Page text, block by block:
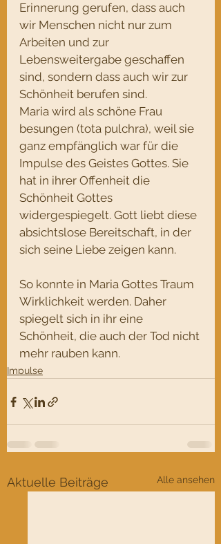
Erinnerung gerufen, dass auch
wir Menschen nicht nur zum
Arbeiten und zur
Lebensweitergabe geschaffen
sind, sondern dass auch wir zur
Schönheit berufen sind.
Maria wird als schöne Frau
besungen (tota pulchra), weil sie
ganz empfänglich war für die
Impulse des Geistes Gottes. Sie
hat in ihrer Offenheit die
Schönheit Gottes
widergespiegelt. Gott liebt diese
absichtslose Bereitschaft, in der
sich seine Liebe zeigen kann.
So konnte in Maria Gottes Traum
Wirklichkeit werden. Daher
spiegelt sich in ihr eine
Schönheit, die auch der Tod nicht
mehr rauben kann.
Impulse
Aktuelle Beiträge Alle ansehen